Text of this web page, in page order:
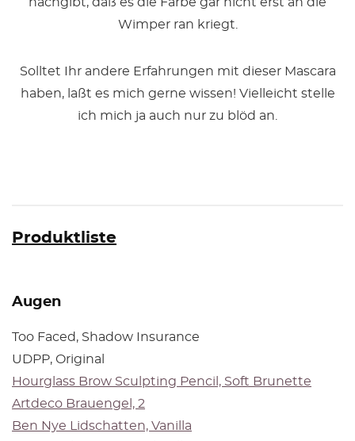
nachgibt, daß es die Farbe gar nicht erst an die
Wimper ran kriegt.
Solltet Ihr andere Erfahrungen mit dieser Mascara
haben, laßt es mich gerne wissen! Vielleicht stelle
ich mich ja auch nur zu blöd an.
Produktliste
Augen
Too Faced, Shadow Insurance
UDPP, Original
Hourglass Brow Sculpting Pencil, Soft Brunette
Artdeco Brauengel, 2
Ben Nye Lidschatten, Vanilla